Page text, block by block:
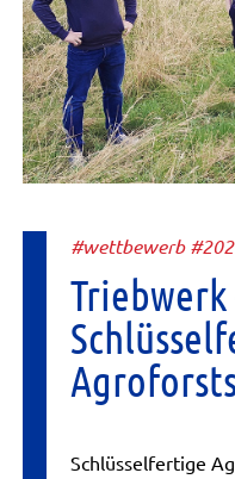
#wettbewerb
Triebwerk
Schlüsselfertige